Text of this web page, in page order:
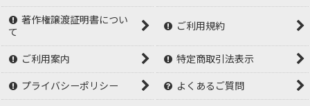
著作権譲渡証明書につい
て
ご利用規約
ご利用案内 特定商取引法表示
プライバシーポリシー よくあるご質問